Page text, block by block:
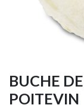
BUCHE
POITEVIN